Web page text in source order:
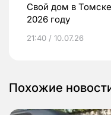
Свой дом в
2026 году
21:40 / 10.07.26
Похожие